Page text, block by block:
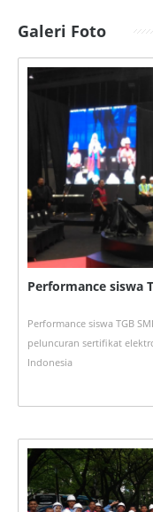
Galeri Foto
Performance siswa
Performance siswa TGB
peluncuran sertifikat
Indonesia